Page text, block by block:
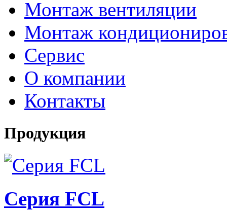
Монтаж вентиляции
Монтаж
Сервис
О компании
Контакты
Продукция
Серия FCL